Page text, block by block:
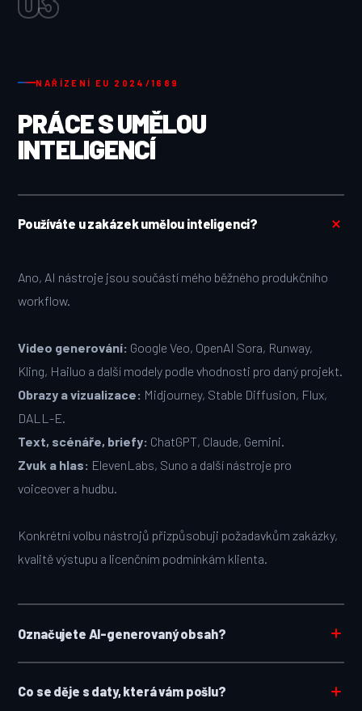
NAŘÍZENÍ EU 2024/1689
PRÁCE S UMĚLOU
INTELIGENCÍ
Používáte u zakázek umělou inteligenci?
Ano, AI nástroje jsou součástí mého běžného produkčního
workflow.
Video generování: Google Veo, OpenAI Sora, Runway,
Kling, Hailuo a další modely podle vhodnosti pro daný projekt.
Obrazy a vizualizace: Midjourney, Stable Diffusion, Flux,
DALL-E.
Text, scénáře, briefy: ChatGPT, Claude, Gemini.
Zvuk a hlas: ElevenLabs, Suno a další nástroje pro
voiceover a hudbu.
Konkrétní volbu nástrojů přizpůsobuji požadavkům zakázky,
kvalitě výstupu a licenčním podmínkám klienta.
Označujete AI-generovaný obsah?
Co se děje s daty, která vám pošlu?